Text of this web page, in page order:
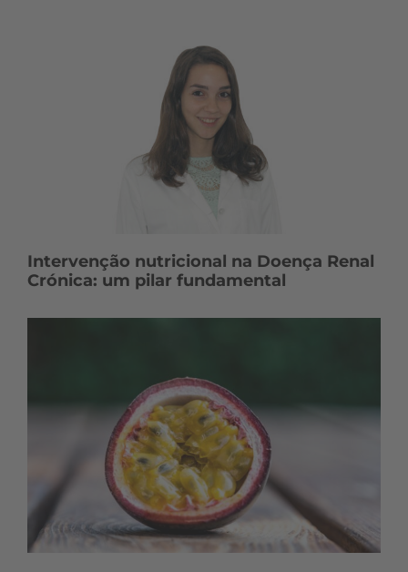
Intervenção nutricional na Doença Renal
Crónica: um pilar fundamental